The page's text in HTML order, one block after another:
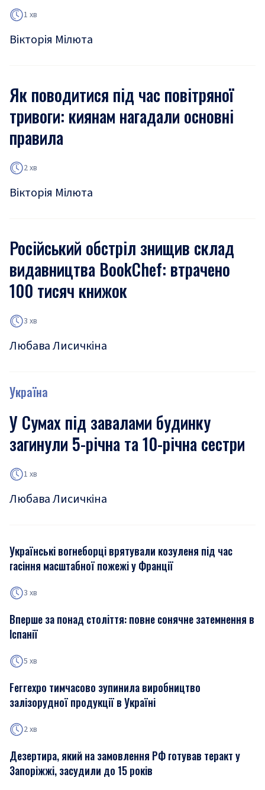
1 хв
Вікторія Мілюта
Як поводитися під час повітряної
тривоги: киянам нагадали основні
правила
2 хв
Вікторія Мілюта
Російський обстріл знищив склад
видавництва BookChef: втрачено
100 тисяч книжок
3 хв
Любава Лисичкіна
Україна
У Сумах під завалами будинку
загинули 5-річна та 10-річна сестри
1 хв
Любава Лисичкіна
Українські вогнеборці врятували козуленя під час
гасіння масштабної пожежі у Франції
3 хв
Вперше за понад століття: повне сонячне затемнення в
Іспанії
5 хв
Ferrexpo тимчасово зупинила виробництво
залізорудної продукції в Україні
2 хв
Дезертира, який на замовлення РФ готував теракт у
Запоріжжі, засудили до 15 років